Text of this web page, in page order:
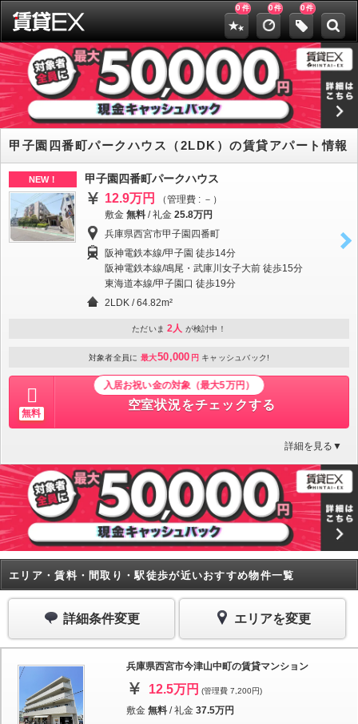
0 件 0件 0件
甲子園四番町パークハウス（2LDK）の賃貸アパート情報
NEW！ 甲子園四番町パークハウス
12.9万円
（管理費 : －）
敷金 無料 /礼金 25.8万円
兵庫県西宮市甲子園四番町
阪神電鉄本線/甲子園 徒歩14分
阪神電鉄本線/鳴尾・武庫川女子大前 徒歩15分
東海道本線/甲子園口 徒歩19分
2LDK / 64.82m²
ただいま 2人 が検討中！
対象者全員に 最大50,000 円 キャッシュバック!
無料
入居お祝い金の対象（最大5万円）
空室状況をチェックする
詳細を見る▼
エリア・賃料・間取り・駅徒歩が近いおすすめ物件一覧
詳細条件変更 エリアを変更
兵庫県西宮市今津山中町の賃貸マンション
12.5万円 (管理費 7,200円)
敷金 無料 /礼金 37.5万円